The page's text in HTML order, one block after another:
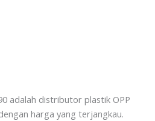
adalah distributor plastik OPP
harga yang terjangkau.